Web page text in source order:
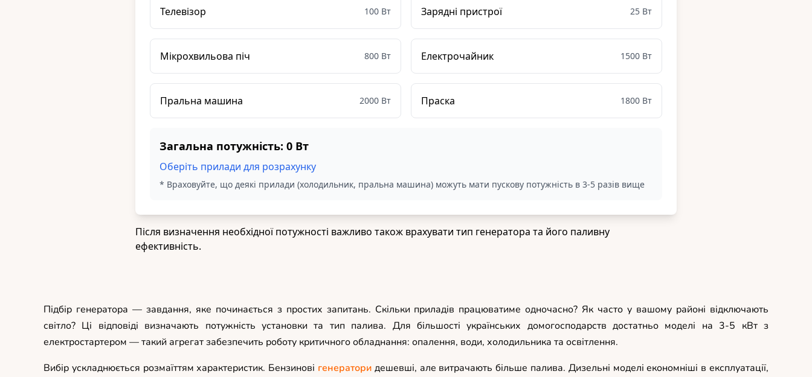
Підбір генератора — завдання, яке починається з простих запитань. Скільки приладів працюватиме одночасно? Як часто у вашому районі відключають
світло? Ці відповіді визначають потужність установки та тип палива. Для більшості українських домогосподарств достатньо моделі на 3-5 кВт з
електростартером — такий агрегат забезпечить роботу критичного обладнання: опалення, води, холодильника та освітлення.
Вибір ускладнюється розмаїттям характеристик. Бензинові генератори дешевші, але витрачають більше палива. Дизельні моделі економніші в експлуатації,